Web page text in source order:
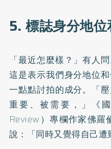
5. 標誌身分地
「最近怎麼樣？」有人
這是表示我們身分地位
一點點討拍的成分。「
重要、被需要，」《
Review）專欄作家佛羅
說：「同時又覺得自己遭